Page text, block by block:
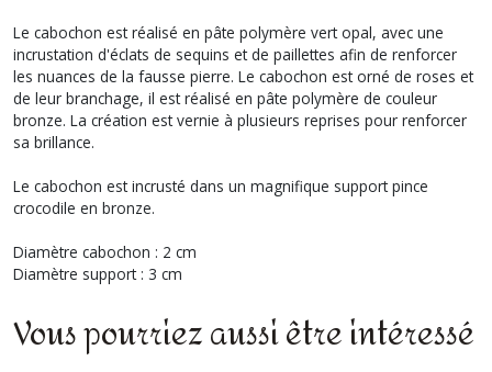
Le cabochon est réalisé en pâte polymère vert opal, avec une
incrustation d'éclats de sequins et de paillettes afin de renforcer
les nuances de la fausse pierre. Le cabochon est orné de roses et
de leur branchage, il est réalisé en pâte polymère de couleur
bronze. La création est vernie à plusieurs reprises pour renforcer
sa brillance.
Le cabochon est incrusté dans un magnifique support pince
crocodile en bronze.
Diamètre cabochon : 2 cm
Diamètre support : 3 cm
Vous pourriez aussi être intéressé